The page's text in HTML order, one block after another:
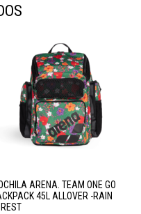
ARENA. TEAM ONE GO
45L ALLOVER -RAIN